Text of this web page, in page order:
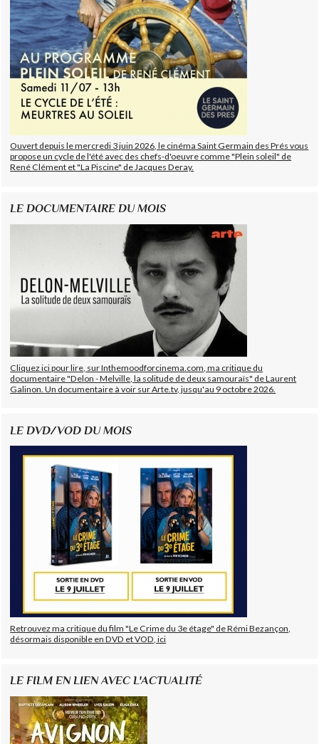
Ouvert depuis le mercredi 3 juin 2026, le cinéma Saint Germain des Prés vous
propose un cycle de l'été avec des chefs-d'oeuvre comme "Plein soleil" de
René Clément et "La Piscine" de Jacques Deray.
LE DOCUMENTAIRE DU MOIS
Cliquez ici pour lire, sur Inthemoodforcinema.com, ma critique du
documentaire "Delon - Melville, la solitude de deux samouraïs" de Laurent
Galinon. Un documentaire à voir sur Arte.tv, jusqu'au 9 octobre 2026.
LE DVD/VOD DU MOIS
Retrouvez ma critique du film "Le Crime du 3e étage" de Rémi Bezançon,
désormais disponible en DVD et VOD, ici
LE FILM EN LIEN AVEC L'ACTUALITÉ